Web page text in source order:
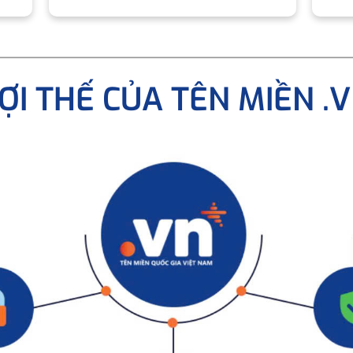
THẾ CỦA TÊN MIỀN